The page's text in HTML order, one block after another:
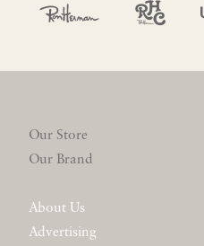
Our Store
Our Brand
About Us
Advertising